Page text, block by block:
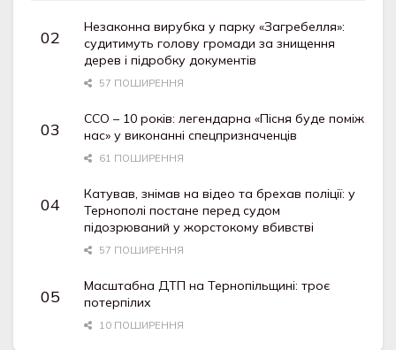
Незаконна вирубка у парку «Загребелля»:
судитимуть голову громади за знищення
дерев і підробку документів
57 ПОШИРЕННЯ
ССО – 10 років: легендарна «Пісня буде поміж
нас» у виконанні спецпризначенців
61 ПОШИРЕННЯ
Катував, знімав на відео та брехав поліції: у
Тернополі постане перед судом
підозрюваний у жорстокому вбивстві
57 ПОШИРЕННЯ
Масштабна ДТП на Тернопільщині: троє
потерпілих
10 ПОШИРЕННЯ